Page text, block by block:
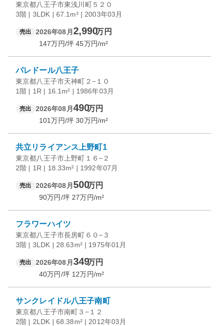
東京都八王子市東浅川町５２０
3階 | 3LDK | 67.1m² | 2003年03月
売出 2026年08月 2,990万円
147万円/坪 45万円/m²
パレドール八王子
東京都八王子市天神町２−１０
1階 | 1R | 16.1m² | 1986年03月
売出 2026年08月 490万円
101万円/坪 30万円/m²
共立リライアンス上野町1
東京都八王子市上野町１６−２
2階 | 1R | 18.33m² | 1992年07月
売出 2026年08月 500万円
90万円/坪 27万円/m²
フラワーハイツ
東京都八王子市長房町６０−３
3階 | 3LDK | 28.63m² | 1975年01月
売出 2026年08月 349万円
40万円/坪 12万円/m²
サンクレイドル八王子南町
東京都八王子市南町３−１２
2階 | 2LDK | 68.38m² | 2012年03月